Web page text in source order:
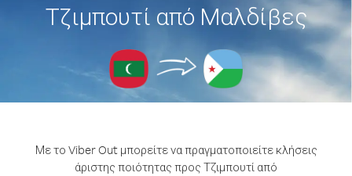
Τζιμπουτί από Μαλδίβες
Με το Viber Out μπορείτε να πραγματοποιείτε κλήσεις
άριστης ποιότητας προς Τζιμπουτί από